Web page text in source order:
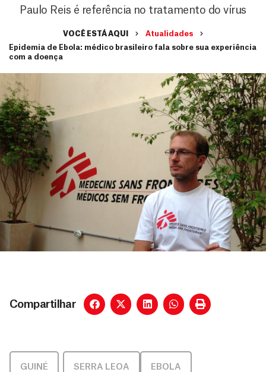
Paulo Reis é referência no tratamento do vírus
VOCÊ ESTÁ AQUI
Atualidades
Epidemia de Ebola: médico brasileiro fala sobre sua experiência
com a doença
Compartilhar
GUINÉ SERRA LEOA EBOLA